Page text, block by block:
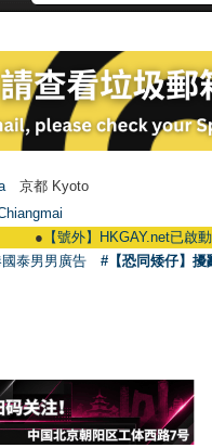
京都 Kyoto
【號外】HKGAY.net已啟動
泰男男廣告 #【恐同矮仔】擾